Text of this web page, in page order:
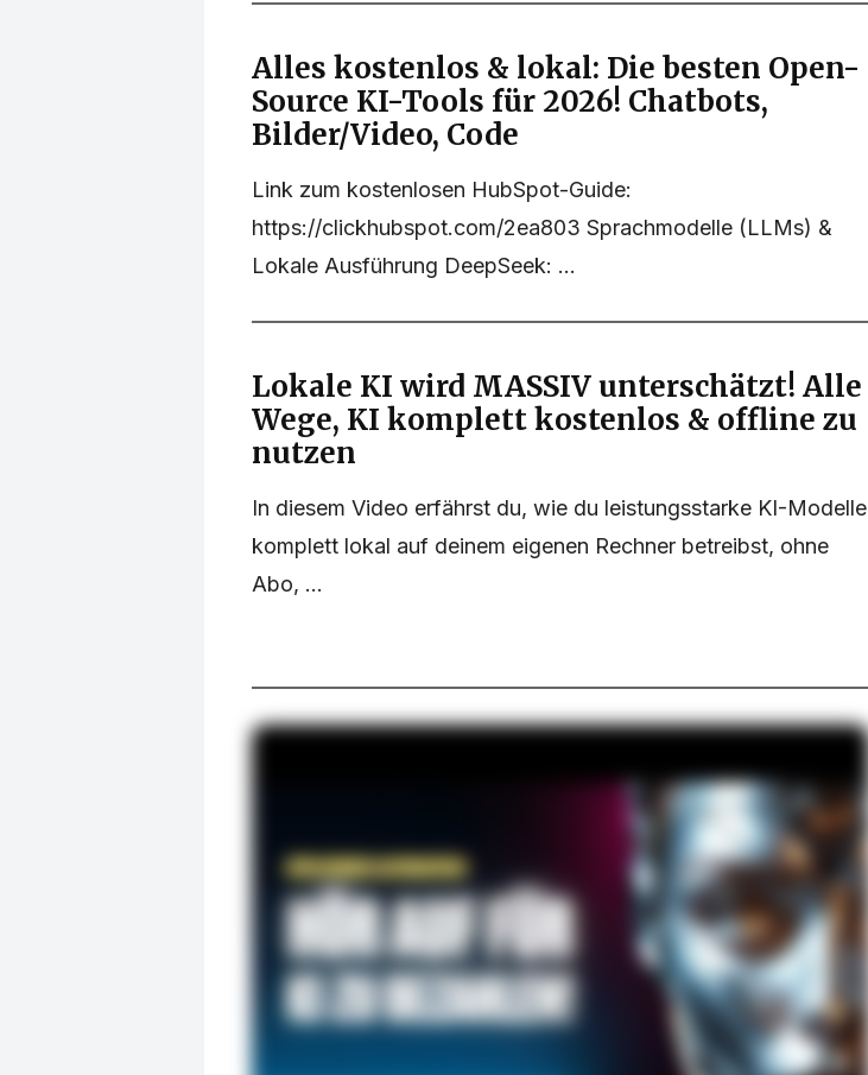
Alles kostenlos & lokal: Die besten Open-
Source KI-Tools für 2026! Chatbots,
Bilder/Video, Code
Link zum kostenlosen HubSpot-Guide:
https://clickhubspot.com/2ea803 Sprachmodelle (LLMs) &
Lokale Ausführung DeepSeek: ...
Lokale KI wird MASSIV unterschätzt! Alle
Wege, KI komplett kostenlos & offline zu
nutzen
In diesem Video erfährst du, wie du leistungsstarke KI-Modelle
komplett lokal auf deinem eigenen Rechner betreibst, ohne
Abo, ...